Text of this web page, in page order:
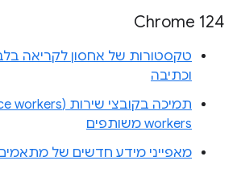
Chrome 124
טקסטורות של אחסון לקריאה
וכתיבה
workers משותפים
מאפייני מידע חדשים של